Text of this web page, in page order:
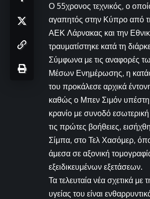
Ο 55χρονος τεχνικός, ο
αγαπητός στην Κύπρο από
ΑΕΚ Λάρνακας και την
τραυματίστηκε κατά τη
Σύμφωνα με τις αναφορές
Μέσων Ενημέρωσης, η
του προκάλεσε αρχικά
καθώς ο Μπεν Σιμόν
κρανίο με συνοδό
τις πρώτες βοήθειες,
Σίμπα, στο Τελ Χασόμερ,
άμεσα σε αξονική
εξειδικευμένων εξετάσεων.
Τα τελευταία νέα σχετικά με
υγείας του είναι